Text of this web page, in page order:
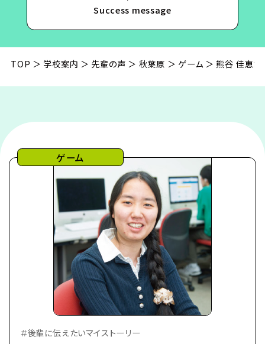
Success message
TOP 学校案内 先輩の声 秋葉原 ゲーム 熊谷 佳恵さ
ゲーム
＃後輩に伝えたいマイストーリー